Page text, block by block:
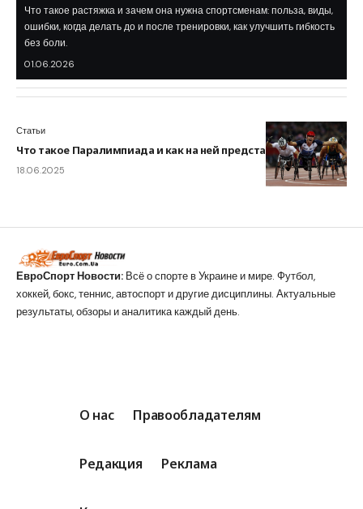
Что такое растяжка и зачем она нужна спортсменам: польза, виды,
ошибки, когда делать до и после тренировки, как улучшить гибкость
без боли.
01.06.2026
Статьи
Что такое Паралимпиада и как на ней представлена Украина
18.06.2025
ЕвроСпорт Новости: Всё о спорте в Украине и мире. Футбол,
хоккей, бокс, теннис, автоспорт и другие дисциплины. Актуальные
результаты, обзоры и аналитика каждый день.
О нас Правообладателям
Редакция Реклама